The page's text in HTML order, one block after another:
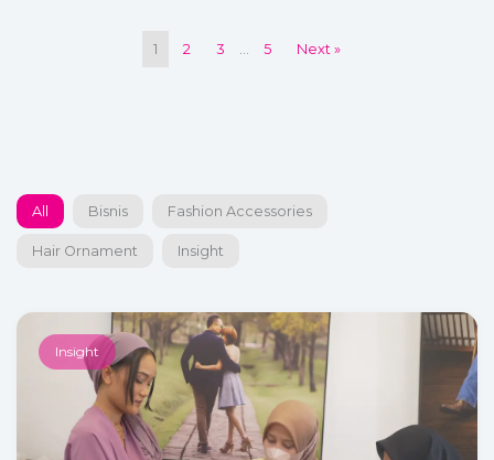
1 2 3 … 5 Next »
All Bisnis Fashion Accessories
Hair Ornament Insight
Insight